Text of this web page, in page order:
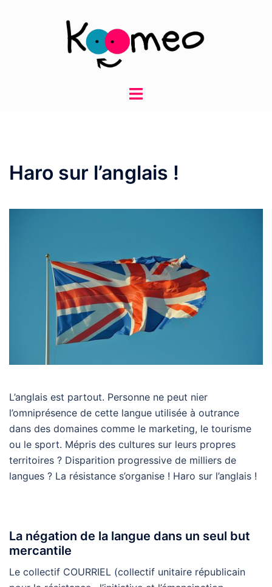
Ouvrir/fermer
Haro sur l’anglais !
L’anglais est partout. Personne ne peut nier
l’omniprésence de cette langue utilisée à outrance
dans des domaines comme le marketing, le tourisme
ou le sport. Mépris des cultures sur leurs propres
territoires ? Disparition progressive de milliers de
langues ? La résistance s’organise ! Haro sur l’anglais !
La négation de la langue dans un seul but
mercantile
Le collectif COURRIEL (collectif unitaire républicain